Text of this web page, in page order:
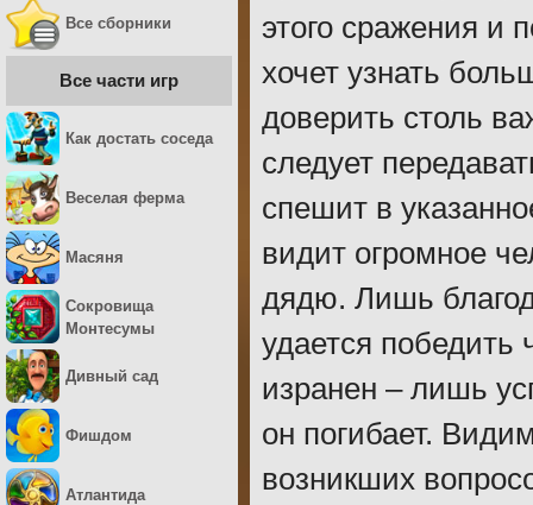
этого сражения и
хочет узнать
доверить столь
следует
спешит в
видит огромное
дядю. Лишь
удается
изранен – лишь
он погибает.
возникших
Все сборники
Все части игр
Как достать соседа
Веселая ферма
Масяня
Сокровища
Монтесумы
Дивный сад
Фишдом
Атлантида